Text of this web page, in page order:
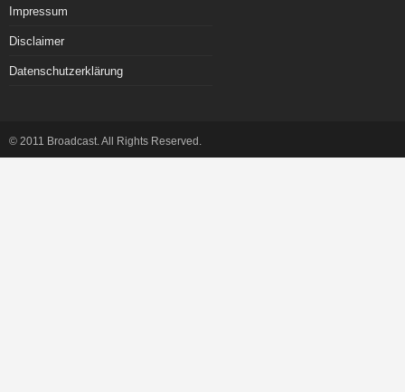
Impressum
Disclaimer
Datenschutzerklärung
© 2011 Broadcast. All Rights Reserved.